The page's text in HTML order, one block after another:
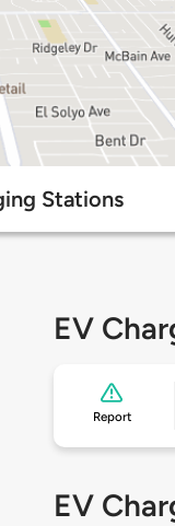
Stations
EV
Report
EV